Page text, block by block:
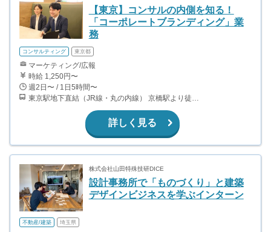
【東京】コンサルの内側を知る！
「コーポレートブランディング」業
務
コンサルティング 東京都
マーケティング/広報
時給 1,250円〜
週2日〜 / 1日5時間〜
詳しく見る
株式会社山田特殊技研DICE
設計事務所で「ものづくり」と建築
デザインビジネスを学ぶインターン
不動産/建築 埼玉県